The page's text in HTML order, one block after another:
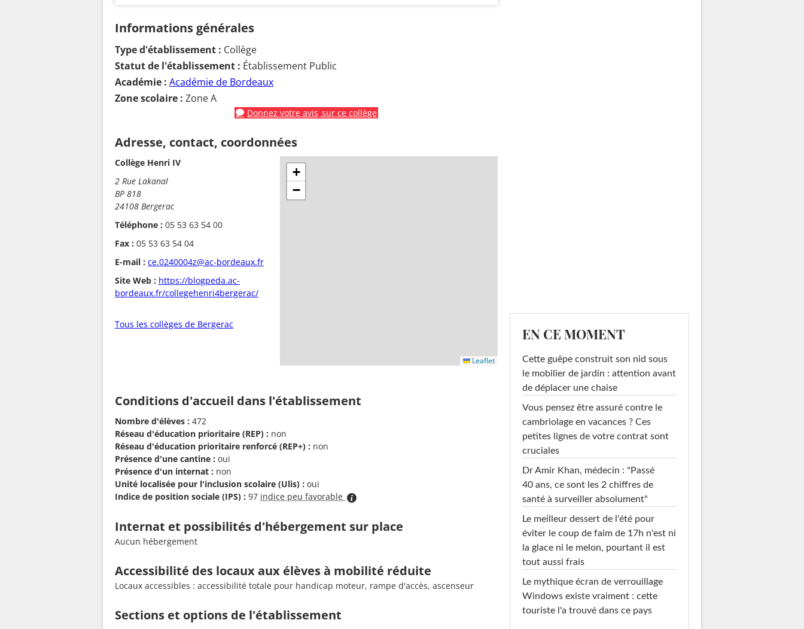
Informations générales
Type d'établissement : Collège
Statut de l'établissement : Établissement Public
Académie : Académie de Bordeaux
Zone scolaire : Zone A
Donnez votre avis sur ce collège
Adresse, contact, coordonnées
Collège Henri IV
2 Rue Lakanal
BP 818
24108 Bergerac
Téléphone : 05 53 63 54 00
Fax : 05 53 63 54 04
E-mail : ce.0240004z@ac-bordeaux.fr
Site Web : https://blogpeda.ac-
bordeaux.fr/collegehenri4bergerac/
Tous les collèges de Bergerac
+
−
Leaflet
Conditions d'accueil dans l'établissement
Nombre d'élèves : 472
Réseau d'éducation prioritaire (REP) : non
Réseau d'éducation prioritaire renforcé (REP+) : non
Présence d'une cantine : oui
Présence d'un internat : non
Unité localisée pour l'inclusion scolaire (Ulis) : oui
Indice de position sociale (IPS) : 97 indice peu favorable
Internat et possibilités d'hébergement sur place
Aucun hébergement
Accessibilité des locaux aux élèves à mobilité réduite
Locaux accessibles : accessibilité totale pour handicap moteur, rampe d'accès, ascenseur
Sections et options de l'établissement
EN CE MOMENT
Cette guêpe construit son nid sous
le mobilier de jardin : attention avant
de déplacer une chaise
Vous pensez être assuré contre le
cambriolage en vacances ? Ces
petites lignes de votre contrat sont
cruciales
Dr Amir Khan, médecin : "Passé
40 ans, ce sont les 2 chiffres de
santé à surveiller absolument"
Le meilleur dessert de l'été pour
éviter le coup de faim de 17h n'est ni
la glace ni le melon, pourtant il est
tout aussi frais
Le mythique écran de verrouillage
Windows existe vraiment : cette
touriste l'a trouvé dans ce pays